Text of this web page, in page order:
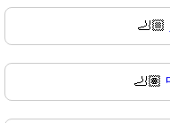
🦶🏼
🦶🏽